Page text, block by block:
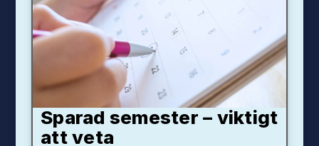
Sparad semester – viktigt
att veta